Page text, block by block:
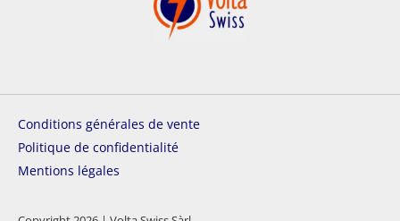
Conditions générales de vente
Politique de confidentialité
Mentions légales